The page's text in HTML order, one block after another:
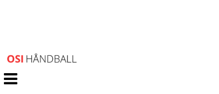
Veksle
navigasjon